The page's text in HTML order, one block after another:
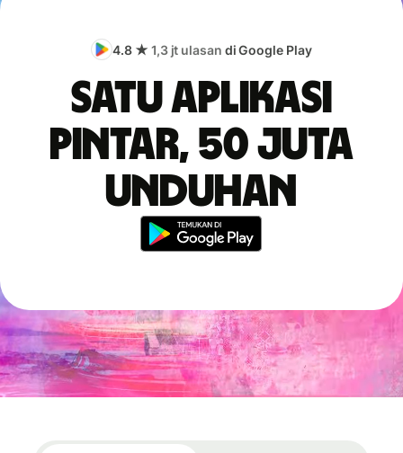
4.8 ★ 1,3 jt ulasan di Google Play
Satu aplikasi
pintar, 50 juta
unduhan